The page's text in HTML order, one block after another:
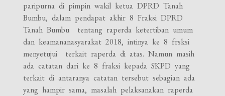
paripurna di pimpin wakil ketua DPRD Tanah
Bumbu, dalam pendapat akhir 8 Fraksi DPRD
Tanah Bumbu tentang raperda ketertiban umum
dan keamananasyarakat 2018, intinya ke 8 frsksi
menyetujui terkait raperda di atas. Namun masih
ada catatan dari ke 8 fraksi kepada SKPD yang
terkait di antaranya catatan tersebut sebagian ada
yang hampir sama, masalah pelaksanakan raperda